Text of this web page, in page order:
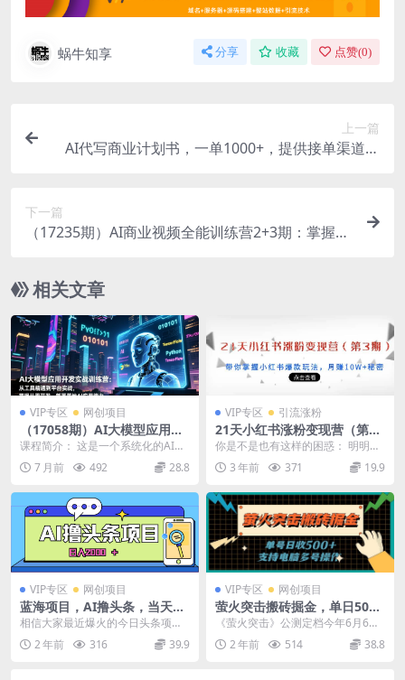
蜗牛知享 分享 收藏 点赞(0)
上一篇
AI代写商业计划书，一单1000+，提供接单渠道，
下一篇
（17235期）AI商业视频全能训练营2+3期：掌握S
相关文章
VIP专区 网创项目
（17058期）AI大模型应用开
发实战训练营：从工具精通到
平台实战，掌握从零开发、部
署落地AI应用能力
课程简介： 这是一个系统化的AI大
模型应用开发实战训练营。课程从
开发环境搭建与P...
7 月前 492 28.8
VIP专区 引流涨粉
21天小红书涨粉变现营（第3
期）：带你掌握小红书爆款玩
你是不是也有这样的困惑： 明明自
己的小红书笔记干货满满 [赞评藏」
却远不如其他博...
3 年前 371 19.9
VIP专区 网创项目
蓝海项目，AI撸头条，当天起
号，第二天见收益，小白可
相信大家最近爆火的今日头条项目
都有所了解，目前今日头条文章创
收得一个收益是相当的...
2 年前 316 39.9
VIP专区 网创项目
萤火突击搬砖掘金，单日500
+，支持电脑批量操作
《萤火突击》公测定档今年6月6日
上线十几天，还是处于风口期，正
是吃肉的好时机，而...
2 年前 514 38.8